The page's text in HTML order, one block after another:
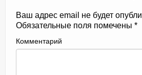
Ваш адрес email не будет
Обязательные поля помечены *
Комментарий